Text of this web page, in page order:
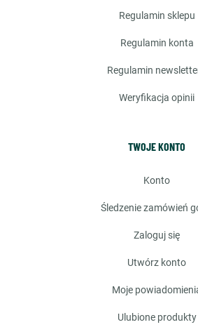
regulamin sklepu
regulamin konta
regulamin
weryfikacja opinii
TWOJE KONTO
konto
śledzenie zamówień
zaloguj się
utwórz konto
moje
ulubione produkty